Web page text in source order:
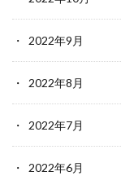
2022年9月
2022年8月
2022年7月
2022年6月